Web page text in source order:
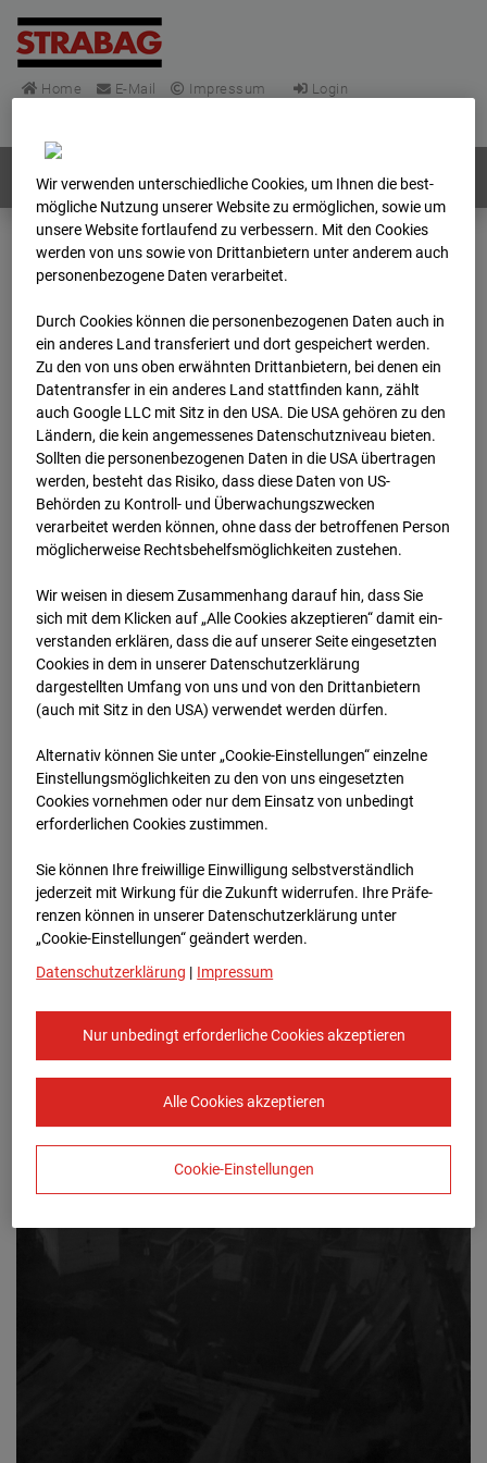
Home E-Mail Impressum
Login
Webcams: Alle Länder
Deutschland
Archiv
2025 12 01 07:00
BC-148 - BV-Frankfurt
EÜ Isenburger
Schneise (Cam 1)
Isenburger Schneise 40, 60528 Frankfurt
Archivdatum:01.12.2025 07:00,
Europe/Berlin
Wir verwenden unterschiedliche Cookies, um Ihnen die best­
mögliche Nutzung unserer Website zu ermöglichen, sowie um
unsere Website fortlaufend zu verbessern. Mit den Cookies
werden von uns sowie von Drittanbietern unter anderem auch
personenbezogene Daten verarbeitet.
Durch Cookies können die personenbezogenen Daten auch in
ein anderes Land transferiert und dort gespeichert werden.
Zu den von uns oben erwähnten Drittanbietern, bei denen ein
Datentransfer in ein anderes Land stattfinden kann, zählt
auch Google LLC mit Sitz in den USA. Die USA gehören zu den
Ländern, die kein angemessenes Datenschutzniveau bieten.
Sollten die personenbezogenen Daten in die USA übertragen
werden, besteht das Risiko, dass diese Daten von US-
Behörden zu Kontroll- und Überwachungszwecken
verarbeitet werden können, ohne dass der betroffenen Person
möglicherweise Rechtsbehelfsmöglichkeiten zustehen.
Wir weisen in diesem Zusammenhang darauf hin, dass Sie
sich mit dem Klicken auf „Alle Cookies akzeptieren“ damit ein­
ver­standen erklären, dass die auf unserer Seite eingesetzten
Cookies in dem in unserer Datenschutzerklärung
dargestellten Umfang von uns und von den Drittanbietern
(auch mit Sitz in den USA) verwendet werden dürfen.
Alternativ können Sie unter „Cookie-Einstellungen“ einzelne
Einstellungsmöglichkeiten zu den von uns eingesetzten
Cookies vornehmen oder nur dem Einsatz von unbedingt
erforderlichen Cookies zustimmen.
Sie können Ihre freiwillige Einwilligung selbstverständlich
jederzeit mit Wirkung für die Zukunft widerrufen. Ihre Prä­fe­
renzen können in unserer Datenschutzerklärung unter
„Cookie-Einstellungen“ geändert werden.
Datenschutzerklärung | Impressum
Nur unbedingt erforderliche Cookies akzeptieren
Alle Cookies akzeptieren
Cookie-Einstellungen